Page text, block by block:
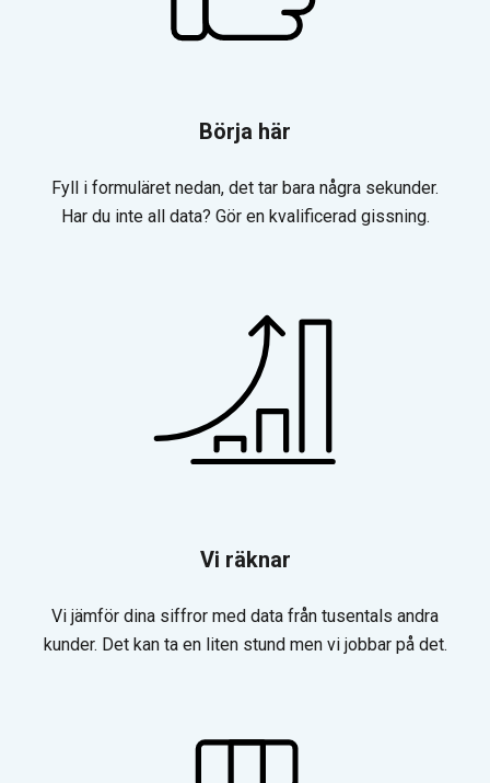
Börja här
Fyll i formuläret nedan, det tar bara några sekunder.
Har du inte all data? Gör en kvalificerad gissning.
Vi räknar
Vi jämför dina siffror med data från tusentals andra
kunder. Det kan ta en liten stund men vi jobbar på det.